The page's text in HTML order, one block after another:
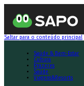
Saltar para o conteúdo principal
Saúde & Bem-Estar
Cultura
Prazeres
Saúde
Viagens&Resorts